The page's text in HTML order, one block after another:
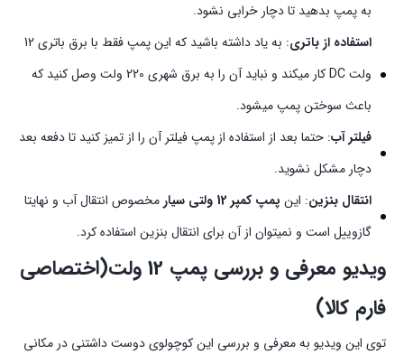
به پمپ بدهید تا دچار خرابی نشود.
استفاده از باتری
: به یاد داشته باشید که این پمپ فقط با برق باتری 12
ولت DC کار میکند و نباید آن را به برق شهری 220 ولت وصل کنید که
باعث سوختن پمپ میشود.
فیلتر آب: حتما بعد از استفاده از پمپ فیلتر آن را از تمیز کنید تا دفعه بعد
دچار مشکل نشوید.
انتقال بنزین: این پمپ کمپر 12 ولتی سیار
مخصوص انتقال آب و نهایتا
گازوییل است و نمیتوان از آن برای انتقال بنزین استفاده کرد.
ویدیو معرفی و بررسی پمپ 12 ولت(اختصاصی
فارم کالا)
توی این ویدیو به معرفی و بررسی این کوچولوی دوست داشتنی در مکانی